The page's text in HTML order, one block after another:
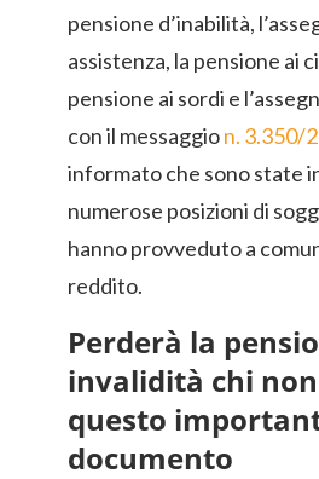
pensione d’inabilità,
assistenza, la pensione ai
pensione ai sordi e
con il messaggion. 3.350/
informato che sono state
numerose posizioni di
hanno provveduto a
reddito.
Perderà la
invalidità chi
questo
documento